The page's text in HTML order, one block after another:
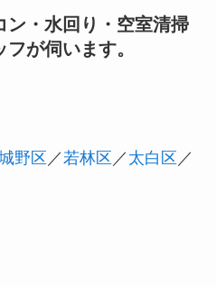
ン・水回り・空室清掃
が伺います。
野区 ／ 若林区 ／ 太白区 ／